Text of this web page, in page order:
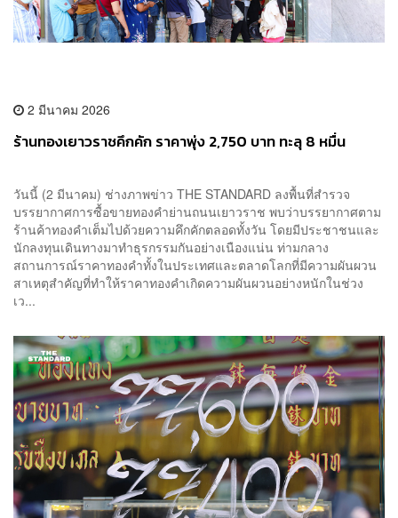
2 มีนาคม 2026
ร้านทองเยาวราชคึกคัก ราคาพุ่ง 2,750 บาท ทะลุ 8 หมื่น
วันนี้ (2 มีนาคม) ช่างภาพข่าว THE STANDARD ลงพื้นที่สำรวจ
บรรยากาศการซื้อขายทองคำย่านถนนเยาวราช พบว่าบรรยากาศตาม
ร้านค้าทองคำเต็มไปด้วยความคึกคักตลอดทั้งวัน โดยมีประชาชนและ
นักลงทุนเดินทางมาทำธุรกรรมกันอย่างเนืองแน่น ท่ามกลาง
สถานการณ์ราคาทองคำทั้งในประเทศและตลาดโลกที่มีความผันผวน
สาเหตุสำคัญที่ทำให้ราคาทองคำเกิดความผันผวนอย่างหนักในช่วง
เว...